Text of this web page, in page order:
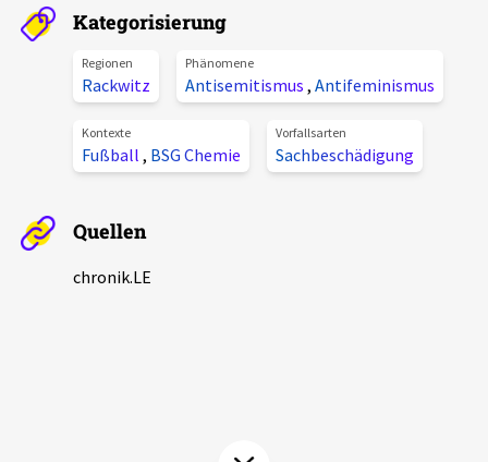
Alle Beiträge
Veranstaltungen
Pressemitteilungen
Über uns
Projektbeschreibung
Kontakt
Unterstützer_innen
Kategorisierung
Regionen
Rackwitz
Phänomene
Antisemitismus , Antifeminismus
Kontexte
Fußball , BSG Chemie
Vorfallsarten
Sachbeschädigung
Quellen
chronik.LE